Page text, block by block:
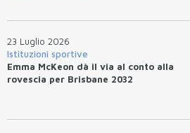
23 Luglio 2026
Istituzioni sportive
Emma McKeon dà il via al conto alla
rovescia per Brisbane 2032